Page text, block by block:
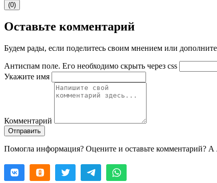
(0)
Оставьте комментарий
Будем рады, если поделитесь своим мнением или
Антиспам поле. Его необходимо скрыть через css
Укажите имя
Комментарий
Отправить
Помогла информация? Оцените и оставьте комментарий?